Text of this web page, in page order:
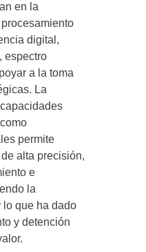
en la
digital,
espectro
a la toma
La
permite
alta precisión,
e
la
que ha dado
y detención